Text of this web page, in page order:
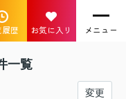
履歴 お気に入り メニュー
一覧
変更